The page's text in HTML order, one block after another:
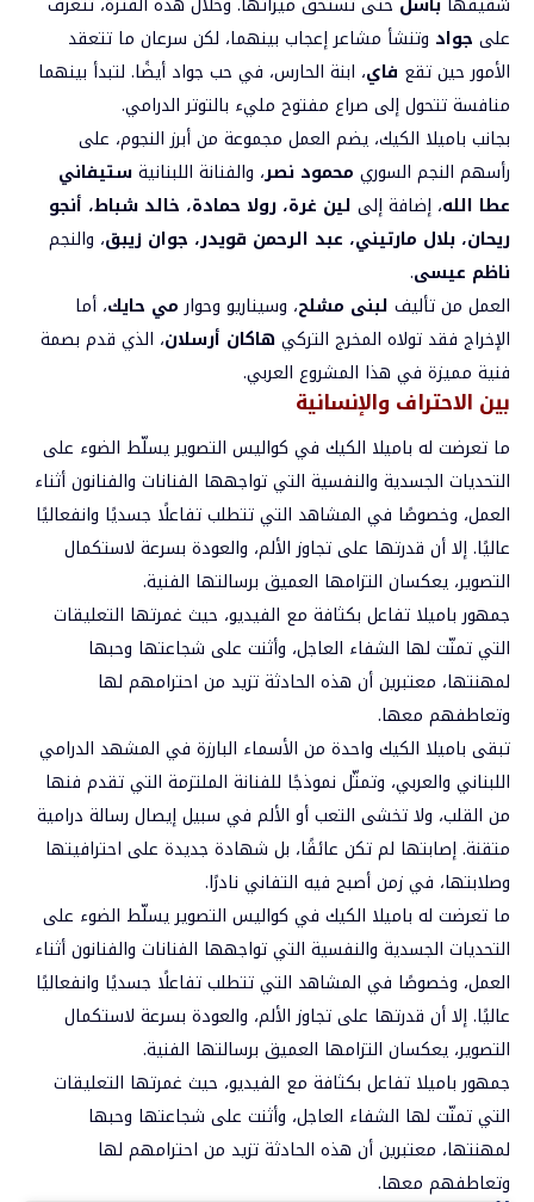
على جواد وتنشأ مشاعر إعجاب بينهما، لكن سرعان ما تتعقد
الأمور حين تقع فاي، ابنة الحارس، في حب جواد أيضًا. لتبدأ بينهما
منافسة تتحول إلى صراع مفتوح مليء بالتوتر الدرامي.
بجانب باميلا الكيك، يضم العمل مجموعة من أبرز النجوم، على
رأسهم النجم السوري محمود نصر، والفنانة اللبنانيةستيفاني
عطا الله، إضافة إلى لين غرة، رولا حمادة، خالد شباط، أنجو
ريحان، بلال مارتيني، عبد الرحمن قويدر، جوان زيبق، والنجم
ناظم عيسى.
العمل من تأليف لبنى مشلح، وسيناريو وحوارمي حايك، أما
الإخراج فقد تولاه المخرج التركيهاكان أرسلان، الذي قدم بصمة
فنية مميزة في هذا المشروع العربي.
بين الاحتراف والإنسانية
ما تعرضت له باميلا الكيك في كواليس التصوير يسلّط الضوء على
التحديات الجسدية والنفسية التي تواجهها الفنانات والفنانون أثناء
العمل، وخصوصًا في المشاهد التي تتطلب تفاعلًا جسديًا وانفعاليًا
عاليًا. إلا أن قدرتها على تجاوز الألم، والعودة بسرعة لاستكمال
التصوير، يعكسان التزامها العميق برسالتها الفنية.
جمهور باميلا تفاعل بكثافة مع الفيديو، حيث غمرتها التعليقات
التي تمنّت لها الشفاء العاجل، وأثنت على شجاعتها وحبها
لمهنتها، معتبرين أن هذه الحادثة تزيد من احترامهم لها
وتعاطفهم معها.
تبقى باميلا الكيك واحدة من الأسماء البارزة في المشهد الدرامي
اللبناني والعربي، وتمثّل نموذجًا للفنانة الملتزمة التي تقدم فنها
من القلب، ولا تخشى التعب أو الألم في سبيل إيصال رسالة درامية
متقنة. إصابتها لم تكن عائقًا، بل شهادة جديدة على احترافيتها
وصلابتها، في زمن أصبح فيه التفاني نادرًا.
ما تعرضت له باميلا الكيك في كواليس التصوير يسلّط الضوء على
التحديات الجسدية والنفسية التي تواجهها الفنانات والفنانون أثناء
العمل، وخصوصًا في المشاهد التي تتطلب تفاعلًا جسديًا وانفعاليًا
عاليًا. إلا أن قدرتها على تجاوز الألم، والعودة بسرعة لاستكمال
التصوير، يعكسان التزامها العميق برسالتها الفنية.
جمهور باميلا تفاعل بكثافة مع الفيديو، حيث غمرتها التعليقات
التي تمنّت لها الشفاء العاجل، وأثنت على شجاعتها وحبها
لمهنتها، معتبرين أن هذه الحادثة تزيد من احترامهم لها
وتعاطفهم معها.